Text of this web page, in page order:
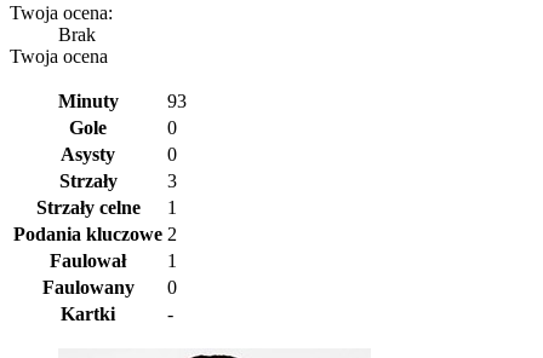
Twoja ocena:
Brak
Twoja ocena
Minuty
93
Gole
0
Asysty
0
Strzały
3
Strzały celne
1
Podania kluczowe 2
Faulował
1
Faulowany
0
Kartki
-